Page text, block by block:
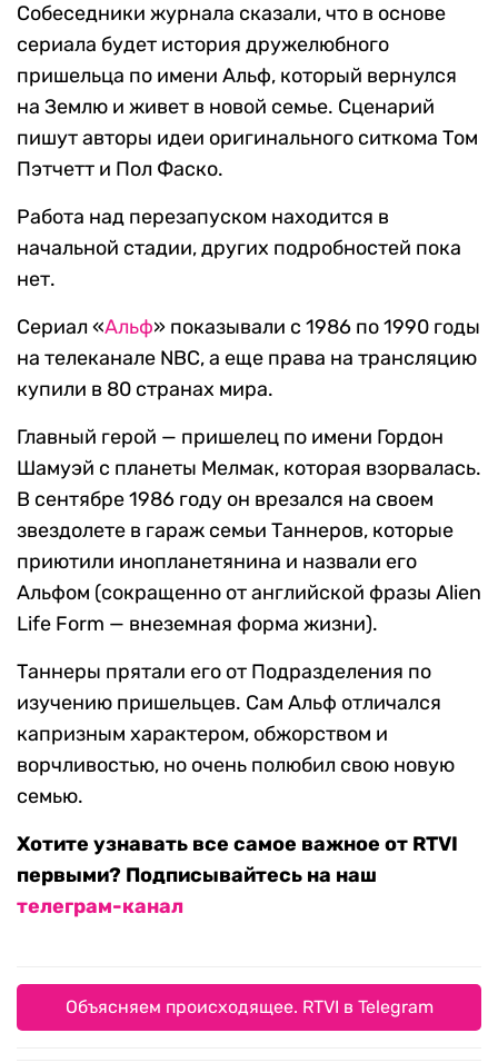
Собеседники журнала сказали, что в основе
сериала будет история дружелюбного
пришельца по имени Альф, который вернулся
на Землю и живет в новой семье. Сценарий
пишут авторы идеи оригинального ситкома Том
Пэтчетт и Пол Фаско.
Работа над перезапуском находится в
начальной стадии, других подробностей пока
нет.
Сериал «Альф» показывали с 1986 по 1990 годы
на телеканале NBC, а еще права на трансляцию
купили в 80 странах мира.
Главный герой — пришелец по имени Гордон
Шамуэй с планеты Мелмак, которая взорвалась.
В сентябре 1986 году он врезался на своем
звездолете в гараж семьи Таннеров, которые
приютили инопланетянина и назвали его
Альфом (сокращенно от английской фразы Alien
Life Form — внеземная форма жизни).
Таннеры прятали его от Подразделения по
изучению пришельцев. Сам Альф отличался
капризным характером, обжорством и
ворчливостью, но очень полюбил свою новую
семью.
Хотите узнавать все самое важное от RTVI
первыми? Подписывайтесь на наш
телеграм-канал
Объясняем происходящее. RTVI в Telegram